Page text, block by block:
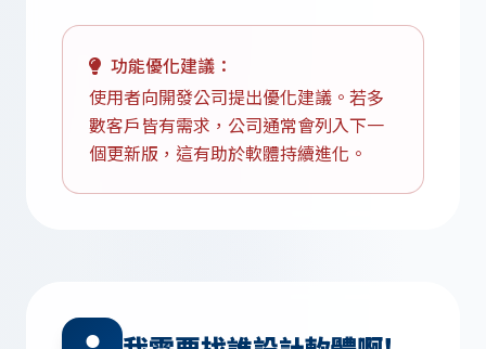
功能優化建議：
使用者向開發公司提出優化建議。若多
數客戶皆有需求，公司通常會列入下一
個更新版，這有助於軟體持續進化。